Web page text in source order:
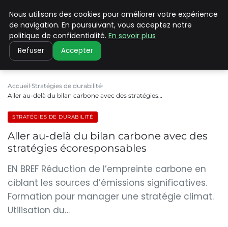
CLIMATE C ADVANCED
Accueil Stratégies de durabilité
Aller au-delà du bilan carbone avec des stratégies…
STRATÉGIES DE DURABILITÉ
Aller au-delà du bilan carbone avec des
stratégies écoresponsables
EN BREF Réduction de l’empreinte carbone en
ciblant les sources d’émissions significatives.
Formation pour manager une stratégie climat.
Utilisation du…
Nous utilisons des cookies pour améliorer votre expérience
de navigation. En poursuivant, vous acceptez notre
politique de confidentialité. En savoir plus
Refuser Accepter